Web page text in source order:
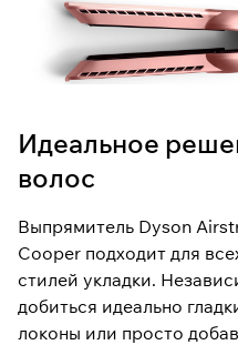
Идеальное
волос
Выпрямитель Dyson
Cooper подходит для
стилей укладки.
добиться идеально
локоны или просто